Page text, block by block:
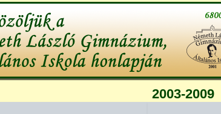
2003-2009